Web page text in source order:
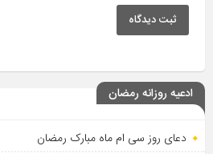
ثبت دیدگاه
ادعیه روزانه رمضان
دعای روز سی ام ماه مبارک رمضان